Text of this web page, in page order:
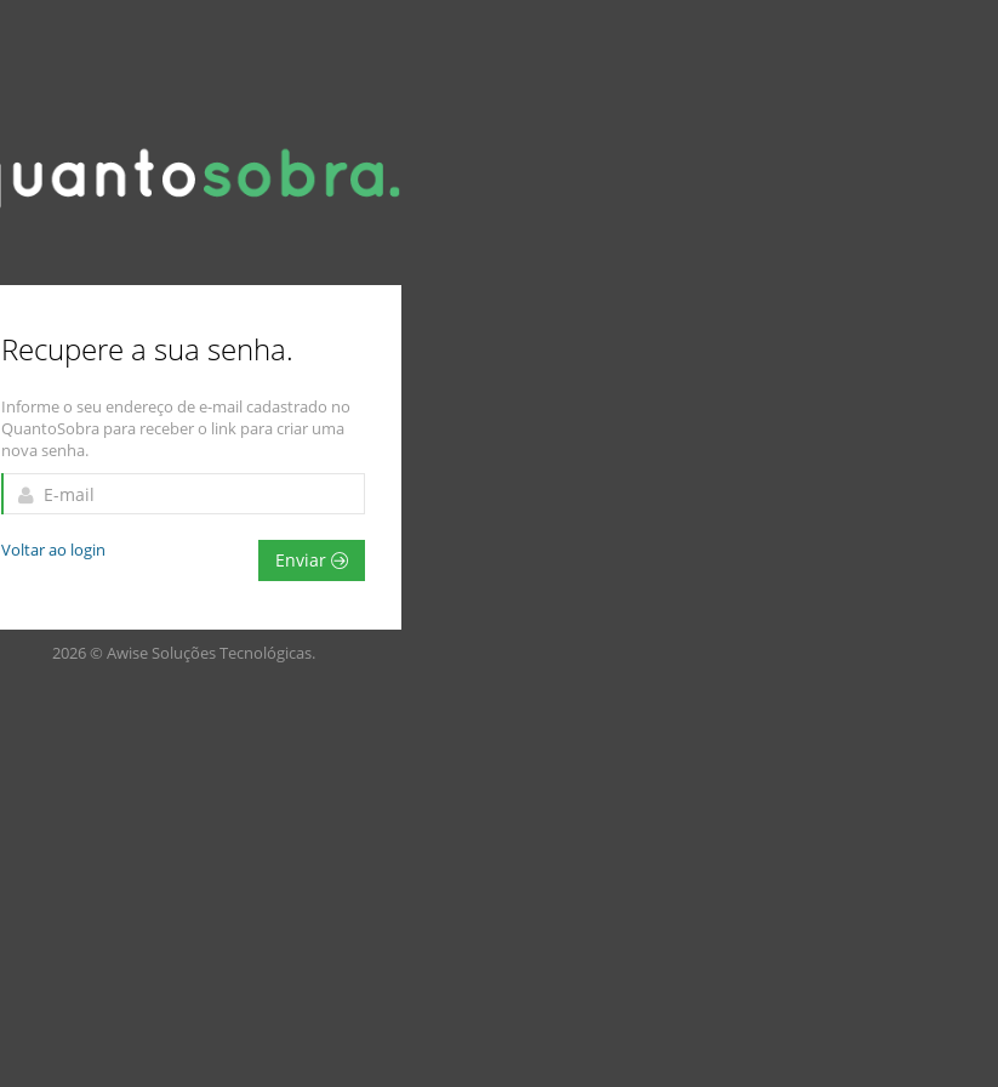
Recupere a sua senha.
Informe o seu endereço de e-mail cadastrado no
QuantoSobra para receber o link para criar uma
nova senha.
Voltar ao login Enviar
2026 © Awise Soluções Tecnológicas.